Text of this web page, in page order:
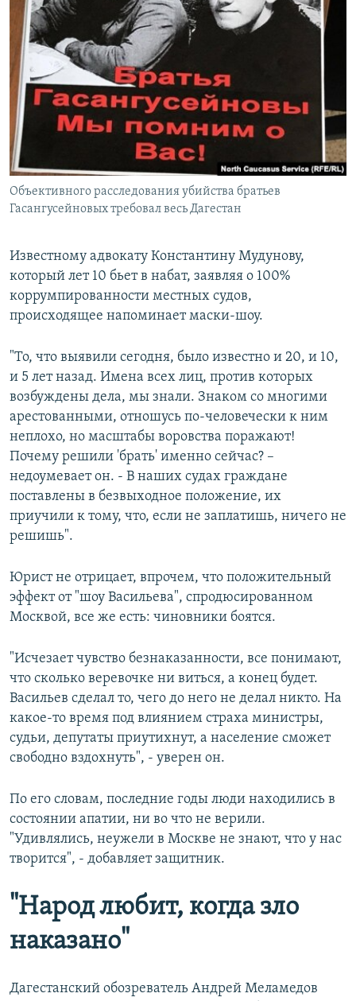
Объективного расследования убийства братьев
Гасангусейновых требовал весь Дагестан
Известному адвокату Константину Мудунову,
который лет 10 бьет в набат, заявляя о 100%
коррумпированности местных судов,
происходящее напоминает маски-шоу.
"То, что выявили сегодня, было известно и 20, и 10,
и 5 лет назад. Имена всех лиц, против которых
возбуждены дела, мы знали. Знаком со многими
арестованными, отношусь по-человечески к ним
неплохо, но масштабы воровства поражают!
Почему решили 'брать' именно сейчас? –
недоумевает он. - В наших судах граждане
поставлены в безвыходное положение, их
приучили к тому, что, если не заплатишь, ничего не
решишь".
Юрист не отрицает, впрочем, что положительный
эффект от "шоу Васильева", спродюсированном
Москвой, все же есть: чиновники боятся.
"Исчезает чувство безнаказанности, все понимают,
что сколько веревочке ни виться, а конец будет.
Васильев сделал то, чего до него не делал никто. На
какое-то время под влиянием страха министры,
судьи, депутаты приутихнут, а население сможет
свободно вздохнуть", - уверен он.
По его словам, последние годы люди находились в
состоянии апатии, ни во что не верили.
"Удивлялись, неужели в Москве не знают, что у нас
творится", - добавляет защитник.
"Народ любит, когда зло
наказано"
Дагестанский обозреватель Андрей Меламедов